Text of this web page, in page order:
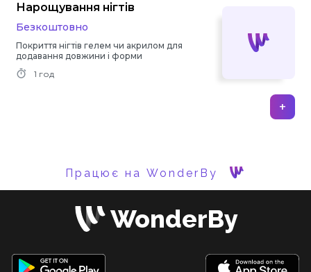
Нарощування нігтів
Безкоштовно
Покриття нігтів гелем чи акрилом для
додавання довжини і форми
1 год
+
Працює на WonderBy
WonderBy